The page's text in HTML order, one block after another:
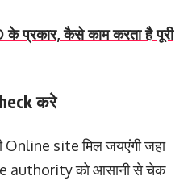
के प्रकार, कैसे काम करता है पूरी
करे
Online site मिल जयएंगी जहा
authority को आसानी से चेक